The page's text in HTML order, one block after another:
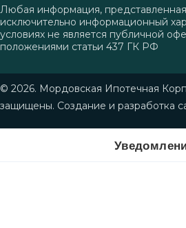
Любая информация,
исключительно информационный
условиях не является публичной
положениями статьи 437 ГК РФ
© 2026. Мордовская Ипотечная
защищены. Создание и разработка